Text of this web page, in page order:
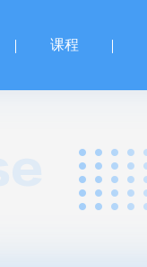
课程